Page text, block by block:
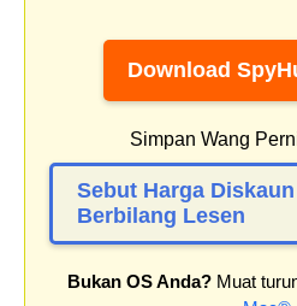
Download
Simpan Wang
Sebut Harga Diskaun
Berbilang Lesen
Bukan OS Anda?Muat